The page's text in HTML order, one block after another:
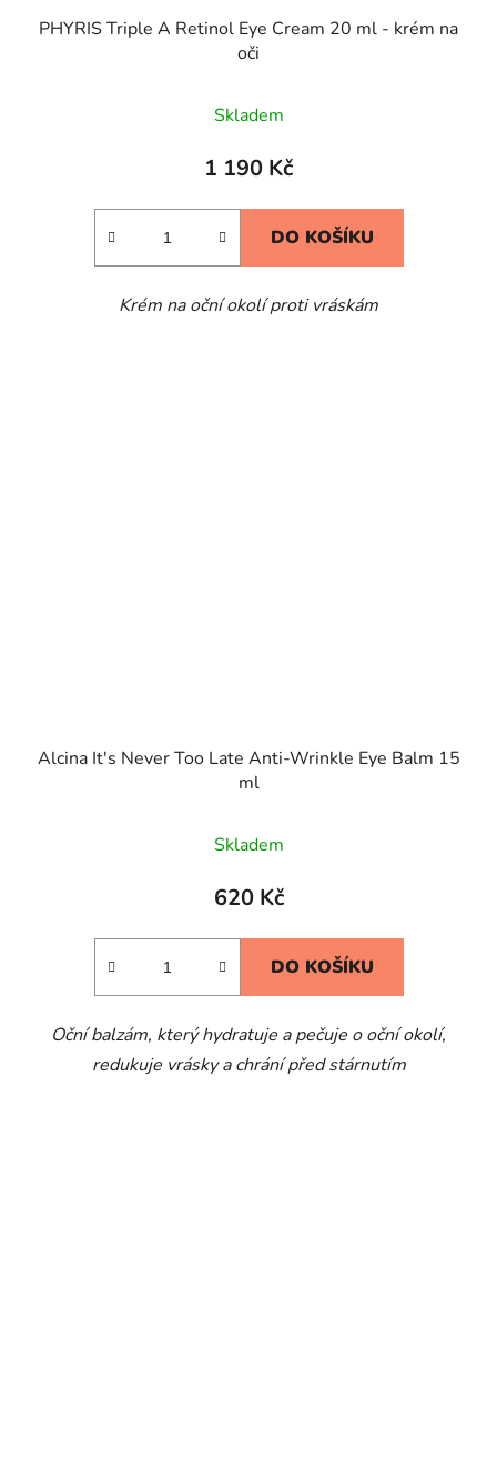
PHYRIS Triple A Retinol Eye Cream 20 ml - krém na
oči
Skladem
1 190 Kč
DO KOŠÍKU
Krém na oční okolí proti vráskám
Alcina It's Never Too Late Anti-Wrinkle Eye Balm 15
ml
Skladem
620 Kč
DO KOŠÍKU
Oční balzám, který hydratuje a pečuje o oční okolí,
redukuje vrásky a chrání před stárnutím